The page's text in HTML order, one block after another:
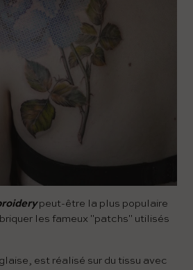
peut-être la plus populaire
les fameux "patchs" utilisés
est réalisé sur du tissu avec